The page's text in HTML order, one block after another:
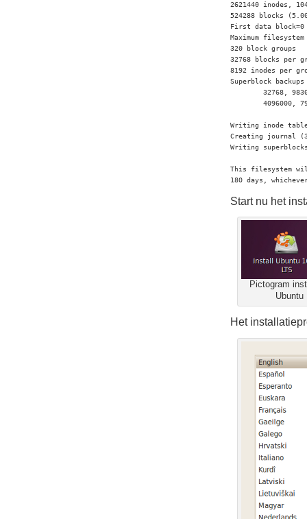
2621440 inodes,
524288 blocks
First data block=0
Maximum filesystem
320 block groups
32768 blocks per
8192 inodes per
Superblock
32768,
4096000,
Writing inode
Creating journal
Writing
This filesystem
180 days,
Start nu het
Pictogram
Ubuntu
Het